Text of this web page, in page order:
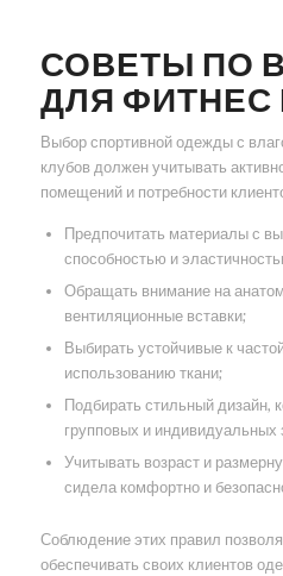
СОВЕТЫ ПО
ДЛЯ ФИТНЕС
Выбор спортивной одежды с
клубов должен учитывать
помещений и потребности
Предпочитать материалы с
способностью и
Обращать внимание на
вентиляционные вставки;
Выбирать устойчивые к
использованию ткани;
Подбирать стильный дизайн,
групповых и индивидуальных
Учитывать возраст и
сидела комфортно и
Соблюдение этих правил
обеспечивать своих клиентов